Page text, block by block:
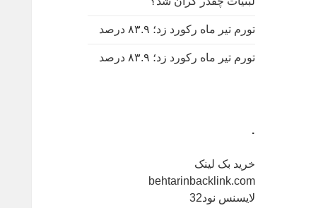
تورم تیر ماه رکورد زد؛ ۸۳.۹ درصد
تورم تیر ماه رکورد زد؛ ۸۳.۹ درصد
.
خرید بک لینک
behtarinbacklink.com
لایسنس نود32